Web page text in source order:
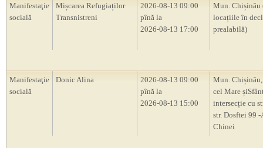
Manifestaţie
socială
Mișcarea Refugiaților
Transnistreni
2026-08-13 09:00
pînă la
2026-08-13 17:00
Mun. Chișinău
locațiile în
prealabilă)
Manifestaţie
socială
Donic Alina
2026-08-13 09:00
pînă la
2026-08-13 15:00
Mun.
cel Mare
intersecție cu
str. Dosftei 99 -
Chinei